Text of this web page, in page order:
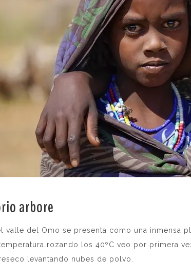
arbore
valle del Omo se presenta como una inmensa
rozando los 40ºC veo por primera
levantando nubes de polvo.